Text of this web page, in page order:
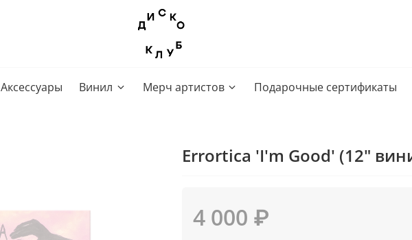
Аксессуары Винил Мерч артистов Подарочные сертификаты
Errortica 'I'm Good' (12"
4 000 ₽